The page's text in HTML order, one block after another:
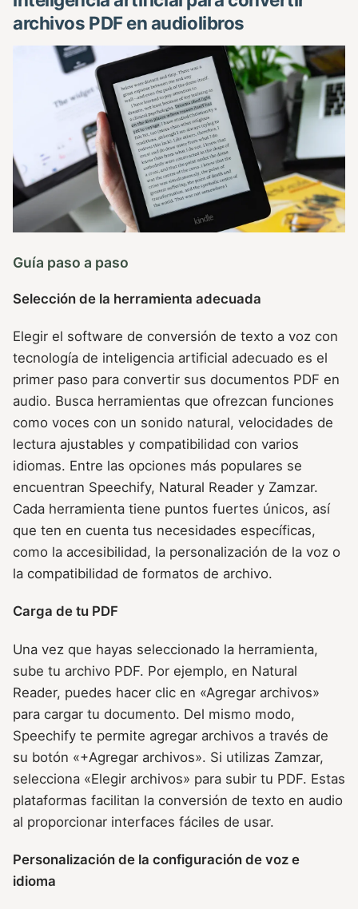
archivos PDF en audiolibros
Guía paso a paso
Selección de la herramienta adecuada
Elegir el software de conversión de texto a voz con
tecnología de inteligencia artificial adecuado es el
primer paso para convertir sus documentos PDF en
audio. Busca herramientas que ofrezcan funciones
como voces con un sonido natural, velocidades de
lectura ajustables y compatibilidad con varios
idiomas. Entre las opciones más populares se
encuentran Speechify, Natural Reader y Zamzar.
Cada herramienta tiene puntos fuertes únicos, así
que ten en cuenta tus necesidades específicas,
como la accesibilidad, la personalización de la voz o
la compatibilidad de formatos de archivo.
Carga de tu PDF
Una vez que hayas seleccionado la herramienta,
sube tu archivo PDF. Por ejemplo, en Natural
Reader, puedes hacer clic en «Agregar archivos»
para cargar tu documento. Del mismo modo,
Speechify te permite agregar archivos a través de
su botón «+Agregar archivos». Si utilizas Zamzar,
selecciona «Elegir archivos» para subir tu PDF. Estas
plataformas facilitan la conversión de texto en audio
al proporcionar interfaces fáciles de usar.
Personalización de la configuración de voz e
idioma